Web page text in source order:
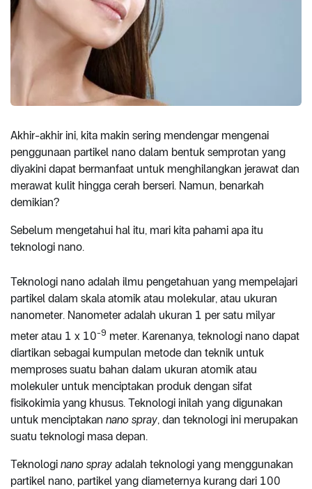
Akhir-akhir ini, kita makin sering mendengar mengenai
penggunaan partikel nano dalam bentuk semprotan yang
diyakini dapat bermanfaat untuk menghilangkan jerawat dan
merawat kulit hingga cerah berseri. Namun, benarkah
demikian?
Sebelum mengetahui hal itu, mari kita pahami apa itu
teknologi nano.
Teknologi nano adalah ilmu pengetahuan yang mempelajari
partikel dalam skala atomik atau molekular, atau ukuran
nanometer. Nanometer adalah ukuran 1 per satu milyar
meter atau 1 x 10-9 meter. Karenanya, teknologi nano dapat
diartikan sebagai kumpulan metode dan teknik untuk
memproses suatu bahan dalam ukuran atomik atau
molekuler untuk menciptakan produk dengan sifat
fisikokimia yang khusus. Teknologi inilah yang digunakan
untuk menciptakan nano spray, dan teknologi ini merupakan
suatu teknologi masa depan.
Teknologi nano spray adalah teknologi yang menggunakan
partikel nano, partikel yang diameternya kurang dari 100